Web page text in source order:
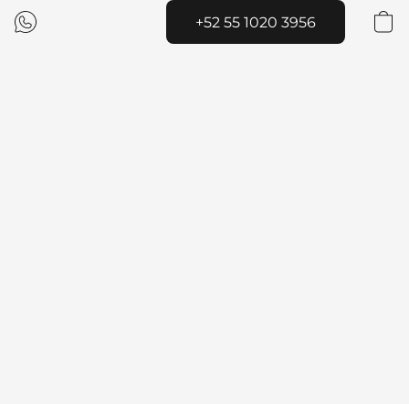
+52 55 1020 3956